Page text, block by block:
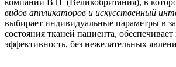
видов аппликаторов и искусственный
выбирает индивидуальные параметры в
состояния тканей пациента,
эффективность, без нежелательных